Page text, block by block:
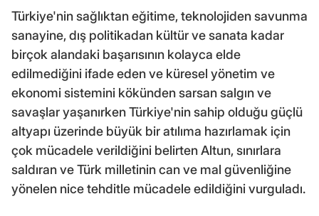
Türkiye'nin sağlıktan eğitime, teknolojiden savunma
sanayine, dış politikadan kültür ve sanata kadar
birçok alandaki başarısının kolayca elde
edilmediğini ifade eden ve küresel yönetim ve
ekonomi sistemini kökünden sarsan salgın ve
savaşlar yaşanırken Türkiye'nin sahip olduğu güçlü
altyapı üzerinde büyük bir atılıma hazırlamak için
çok mücadele verildiğini belirten Altun, sınırlara
saldıran ve Türk milletinin can ve mal güvenliğine
yönelen nice tehditle mücadele edildiğini vurguladı.